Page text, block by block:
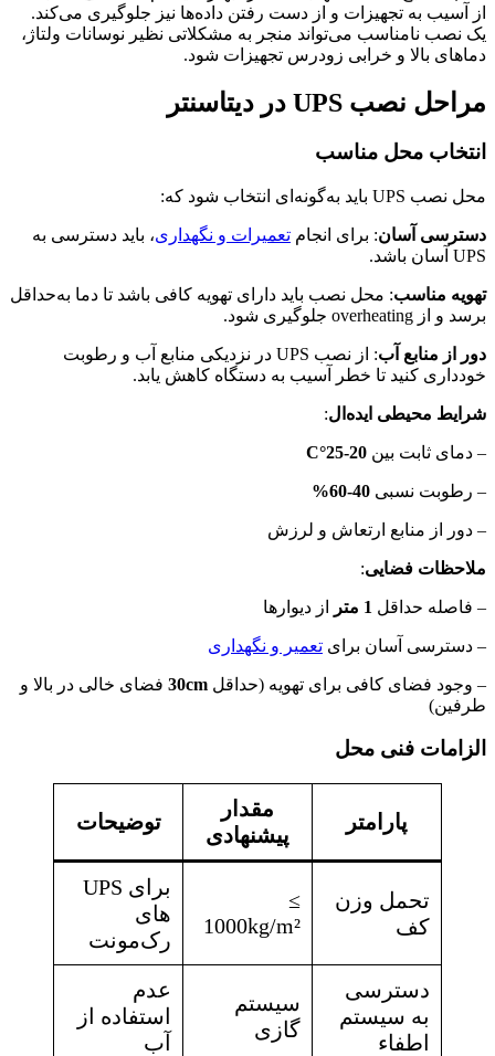
از آسیب به تجهیزات و از دست رفتن داده‌ها نیز جلوگیری می‌کند.
یک نصب نامناسب می‌تواند منجر به مشکلاتی نظیر نوسانات ولتاژ،
دماهای بالا و خرابی زودرس تجهیزات شود.
مراحل نصب UPS در دیتاسنتر
انتخاب محل مناسب
محل نصب UPS باید به‌گونه‌ای انتخاب شود که:
دسترسی آسان: برای انجام تعمیرات و نگهداری، باید دسترسی به
UPS آسان باشد.
تهویه مناسب: محل نصب باید دارای تهویه کافی باشد تا دما به‌حداقل
برسد و از overheating جلوگیری شود.
دور از منابع آب
: از نصب UPS در نزدیکی منابع آب و رطوبت
خودداری کنید تا خطر آسیب به دستگاه کاهش یابد.
شرایط محیطی ایده‌ال:
– دمای ثابت بین 20-25°C
– رطوبت نسبی 40-60%
– دور از منابع ارتعاش و لرزش
ملاحظات فضایی:
– فاصله حداقل 1 متر از دیوارها
– دسترسی آسان برای تعمیر و نگهداری
– وجود فضای کافی برای تهویه (حداقل 30cm فضای خالی در بالا و
طرفین)
الزامات فنی محل
پارامتر
مقدار
پیشنهادی
توضیحات
تحمل وزن
کف
≥
1000kg/m²
برای UPS
های
رک‌مونت
دسترسی
به سیستم
اطفاء
سیستم
گازی
عدم
استفاده از
آب